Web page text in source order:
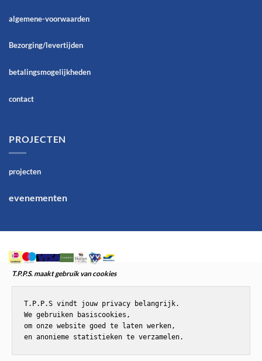
algemene-voorwaarden
Bezorging/levertijden
betalingsmogelijkheden
contact
PROJECTEN
projecten
evenementen
T.P.P.S. maakt gebruik van cookies
T.P.P.S vindt jouw privacy belangrijk.
We gebruiken basiscookies,
om onze website goed te laten werken,
en anonieme statistieken te verzamelen.